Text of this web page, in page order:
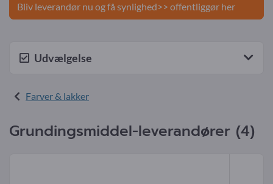
Bliv leverandør nu og få synlighed>> offentliggør her
Udvælgelse
Farver & lakker
Grundingsmiddel-leverandører (4)